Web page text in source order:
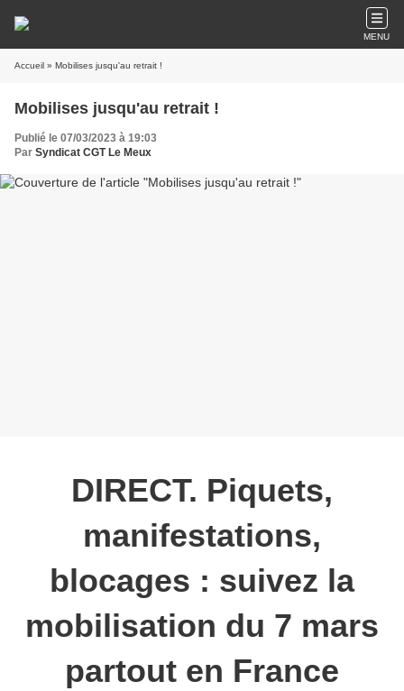
MENU
Accueil » Mobilises jusqu'au retrait !
Mobilises jusqu'au retrait !
Publié le 07/03/2023 à 19:03
Par Syndicat CGT Le Meux
DIRECT. Piquets,
manifestations,
blocages : suivez la
mobilisation du 7 mars
partout en France